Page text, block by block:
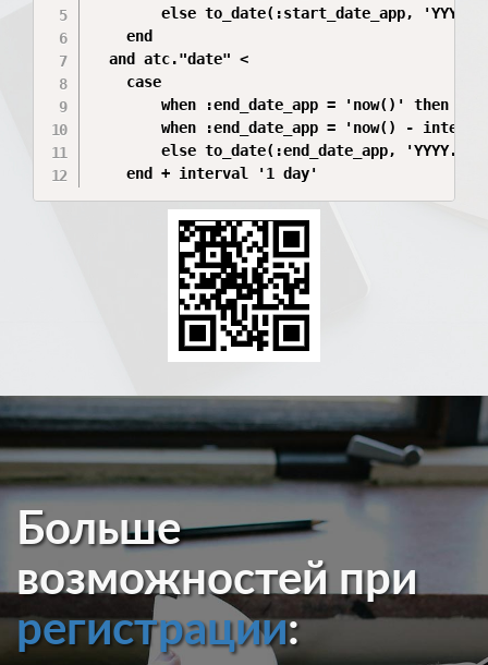
else to_date(:start_date_app,
    end
  and atc."date" <
    case
when :end_date_app = 'now()' then
when :end_date_app = 'now() -
else to_date(:end_date_app,
    end + interval '1 day'
Больше
возможностей при
регистрации: